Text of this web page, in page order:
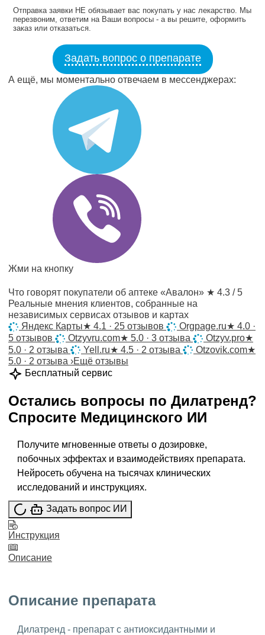
Отправка заявки НЕ обязывает вас покупать у нас лекарство. Мы
перезвоним, ответим на Ваши вопросы - а вы решите, оформить
заказ или отказаться.
Задать вопрос о препарате
А ещё, мы моментально отвечаем в мессенджерах:
Жми на кнопку
Что говорят покупатели об аптеке «Авалон» ★ 4.3 / 5
Реальные мнения клиентов, собранные на
независимых сервисах отзывов и картах
Яндекс Карты★ 4.1 · 25 отзывов Orgpage.ru★ 4.0 ·
5 отзывов
Otzyvru.com★ 5.0 · 3 отзыва Otzyv.pro★
5.0 · 2 отзыва
Yell.ru★ 4.5 · 2 отзыва Otzovik.com★
5.0 · 2 отзыва ›Ещё отзывы
Бесплатный сервис
Остались вопросы по Дилатренд?
Спросите Медицинского ИИ
Получите мгновенные ответы о дозировке,
побочных эффектах и взаимодействиях препарата.
Нейросеть обучена на тысячах клинических
исследований и инструкциях.
Задать вопрос ИИ
Инструкция
Описание
Описание препарата
Дилатренд - препарат с антиоксидантными и